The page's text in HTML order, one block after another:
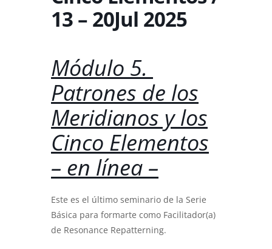
13 – 20Jul 2025
Módulo 5.
Patrones de los
Meridianos y los
Cinco Elementos
– en línea –
Este es el último seminario de la Serie
Básica para formarte como Facilitador(a)
de Resonance Repatterning.